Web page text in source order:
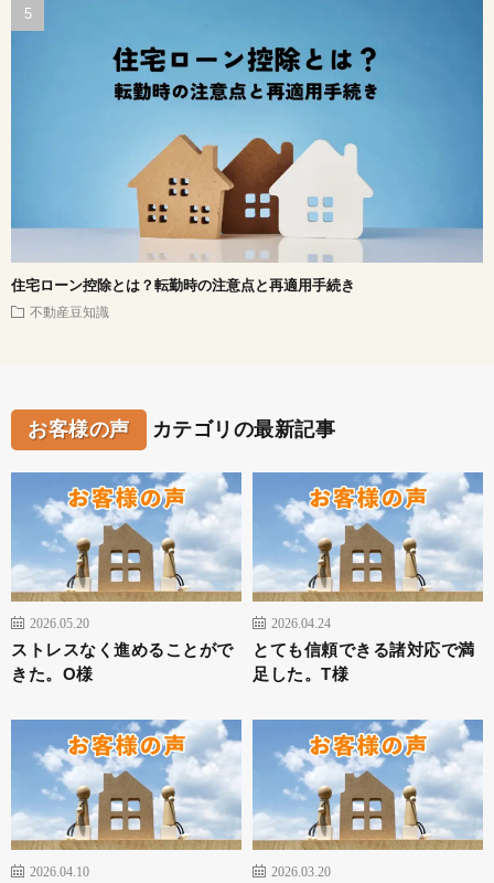
住宅ローン控除とは？転勤時の注意点と再適用手続き
不動産豆知識
お客様の声 カテゴリの最新記事
2026.05.20
ストレスなく進めることがで
きた。O様
2026.04.24
とても信頼できる諸対応で満
足した。T様
2026.04.10 2026.03.20